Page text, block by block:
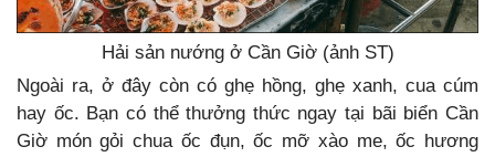
Hải sản nướng ở Cần Giờ (ảnh ST)
Ngoài ra, ở đây còn có ghẹ hồng, ghẹ xanh, cua cúm
hay ốc. Bạn có thể thưởng thức ngay tại bãi biển Cần
Giờ món gỏi chua ốc đụn, ốc mỡ xào me, ốc hương